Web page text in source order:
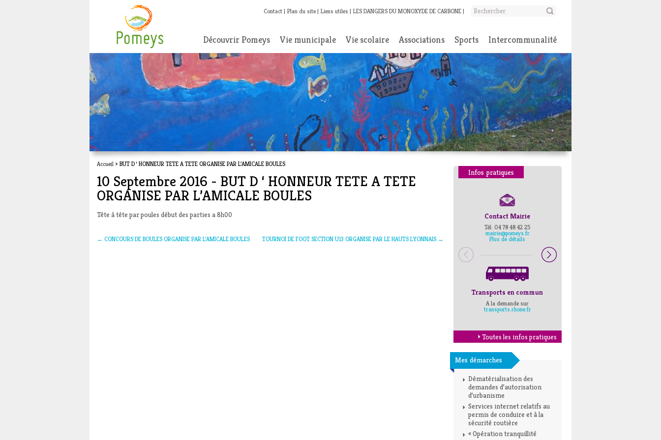
Contact Plan du site Liens utiles LES DANGERS DU MONOXYDE DE CARBONE
Découvrir Pomeys Vie municipale Vie scolaire Associations Sports Intercommunalité
Accueil > BUT D ‘ HONNEUR TETE A TETE ORGANISE PAR L’AMICALE BOULES
10 Septembre 2016 - BUT D ‘ HONNEUR TETE A TETE
ORGANISE PAR L’AMICALE BOULES
Tête à tête par poules début des parties a 8h00
← CONCOURS DE BOULES ORGANISE PAR L’AMICALE BOULES TOURNOI DE FOOT SECTION U13 ORGANISE PAR LE HAUTS LYONNAIS →
Infos pratiques
Contact Mairie
Tél: 04 78 48 42 25
mairie@pomeys.fr
Plus de détails
Transports en commun
A la demande sur
transports.rhone.fr
Toutes les infos pratiques
Mes démarches
Dématérialisation des
demandes d’autorisation
d’urbanisme
Services internet relatifs au
permis de conduire et à la
sécurité routière
« Opération tranquillité